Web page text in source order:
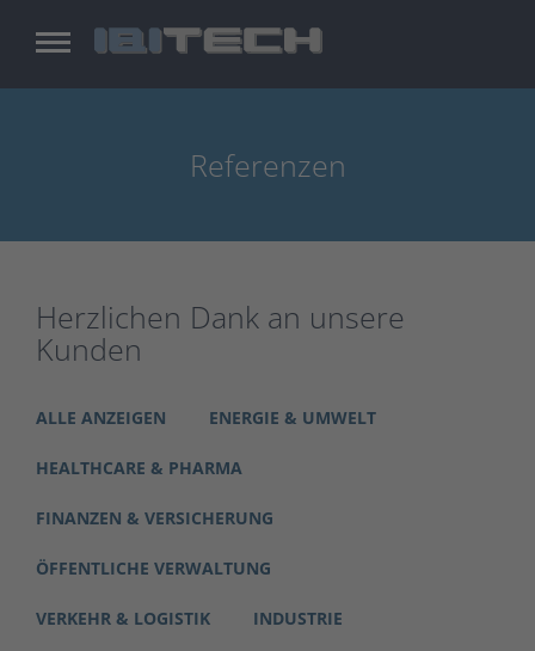
Inhalt
Referenzen
Herzlichen Dank an unsere
Kunden
ALLE ANZEIGEN ENERGIE & UMWELT
HEALTHCARE & PHARMA
FINANZEN & VERSICHERUNG
ÖFFENTLICHE VERWALTUNG
VERKEHR & LOGISTIK INDUSTRIE